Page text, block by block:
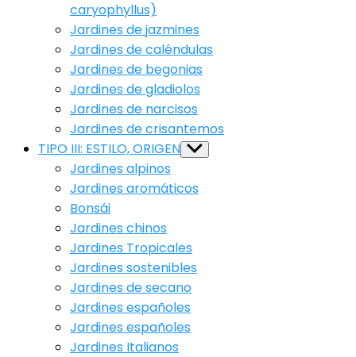
caryophyllus)
Jardines de jazmines
Jardines de caléndulas
Jardines de begonias
Jardines de gladiolos
Jardines de narcisos
Jardines de crisantemos
TIPO III: ESTILO, ORIGEN Show
sub
Jardines alpinos
Jardines aromáticos
Bonsái
Jardines chinos
Jardines Tropicales
Jardines sostenibles
Jardines de secano
Jardines españoles
Jardines españoles
Jardines Italianos